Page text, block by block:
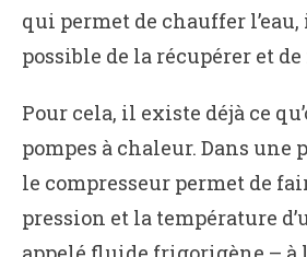
qui permet de chauffer
possible de la récupérer et
Pour cela, il existe déjà ce
pompes à chaleur. Dans une
le compresseur permet de
pression et la température